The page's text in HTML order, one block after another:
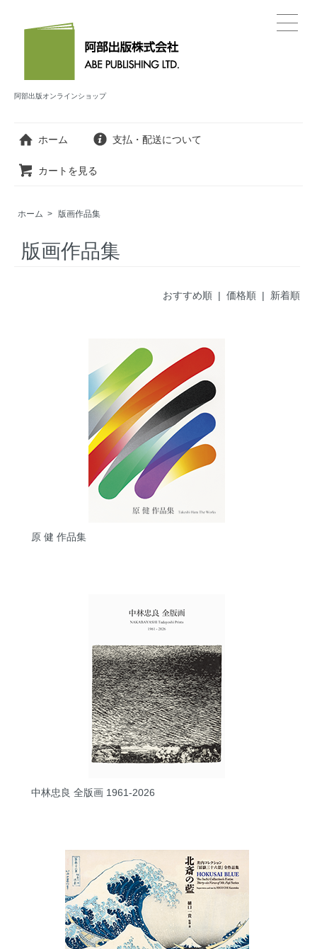
阿部出版オンラインショップ
ホーム 支払・配送について
カートを見る
ホーム > 版画作品集
版画作品集
おすすめ順| 価格順| 新着順
原 健 作品集
中林忠良 全版画 1961-2026